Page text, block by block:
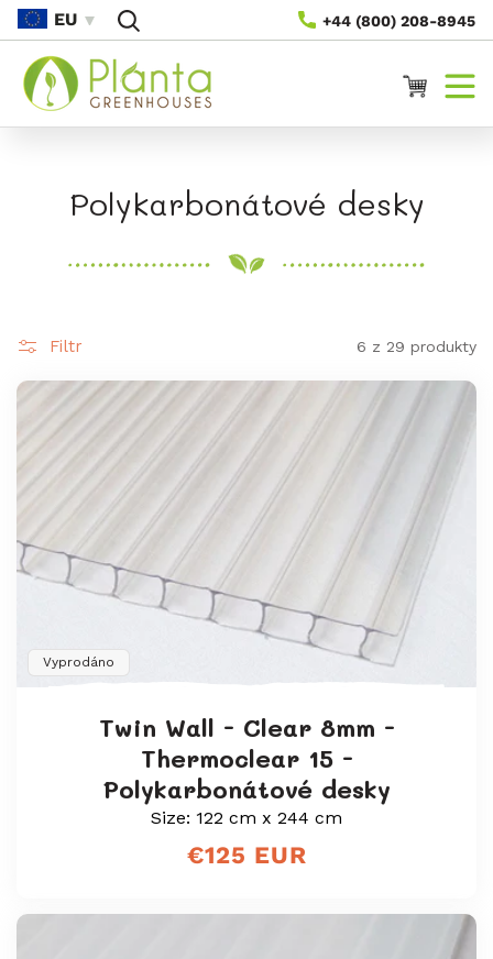
Na
Obsah
+44 (800) 208-8945
EU
Vozík
S
r
k
a
Polykarbonátové desky
Filtr 6 z 29 produkty
Vyprodáno
Twin Wall - Clear 8mm -
Thermoclear 15 -
Polykarbonátové desky
Size: 122 cm x 244 cm
Běžná
€125 EUR